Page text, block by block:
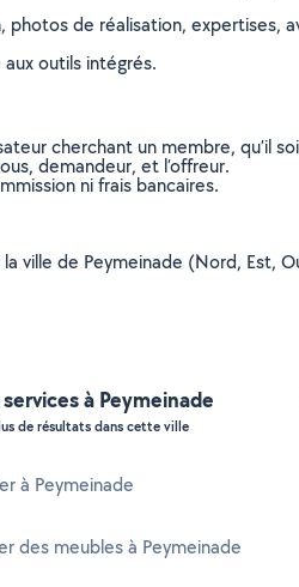
de réalisation, expertises,
outils intégrés.
cherchant un membre, qu’il
demandeur, et l’offreur.
ni frais bancaires.
ville de Peymeinade (Nord, Est,
à Peymeinade
de résultats dans cette ville
à Peymeinade
des meubles à Peymeinade